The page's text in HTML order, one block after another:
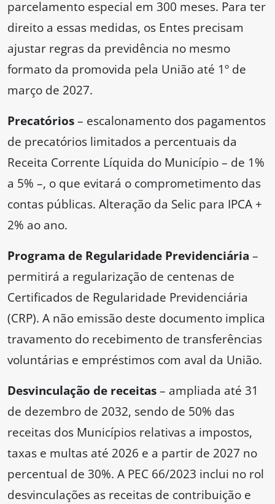
parcelamento especial em 300 meses. Para ter
direito a essas medidas, os Entes precisam
ajustar regras da previdência no mesmo
formato da promovida pela União até 1º de
março de 2027.
Precatórios– escalonamento dos pagamentos
de precatórios limitados a percentuais da
Receita Corrente Líquida do Município – de 1%
a 5% –, o que evitará o comprometimento das
contas públicas. Alteração da Selic para IPCA +
2% ao ano.
Programa de Regularidade Previdenciária –
permitirá a regularização de centenas de
Certificados de Regularidade Previdenciária
(CRP). A não emissão deste documento implica
travamento do recebimento de transferências
voluntárias e empréstimos com aval da União.
Desvinculação de receitas– ampliada até 31
de dezembro de 2032, sendo de 50% das
receitas dos Municípios relativas a impostos,
taxas e multas até 2026 e a partir de 2027 no
percentual de 30%. A PEC 66/2023 inclui no rol
desvinculações as receitas de contribuição e